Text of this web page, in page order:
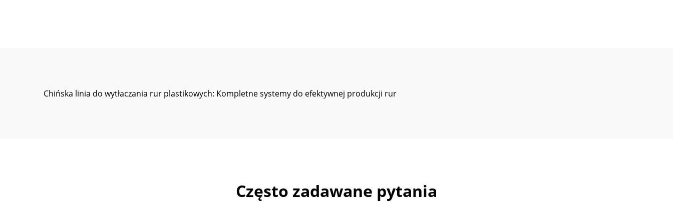
Chińska linia do wytłaczania rur plastikowych: Kompletne systemy do efektywnej produkcji rur
Często zadawane pytania